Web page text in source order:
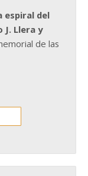
espiral del
J. Llera y
de las